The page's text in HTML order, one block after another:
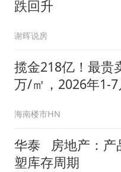
跌回升
谢晖说房
揽金218亿！最贵
万/㎡，2026年1-7
海南楼市HN
华泰 房地产：产
塑库存周期